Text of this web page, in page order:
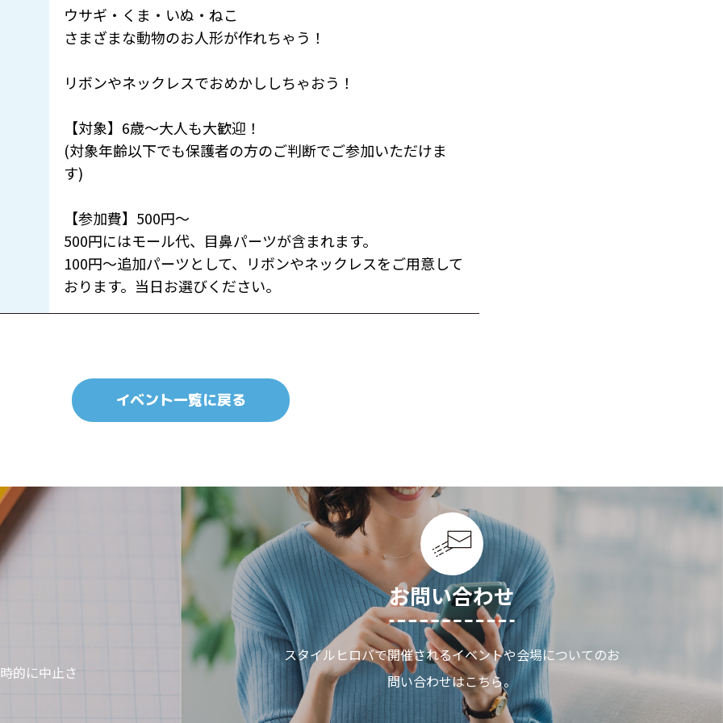
ウサギ・くま・いぬ・ねこ
さまざまな動物のお人形が作れちゃう！
リボンやネックレスでおめかししちゃおう！
【対象】6歳〜大人も大歓迎！
(対象年齢以下でも保護者の方のご判断でご参加いただけま
す)
【参加費】500円〜
500円にはモール代、目鼻パーツが含まれます。
100円〜追加パーツとして、リボンやネックレスをご用意して
おります。当日お選びください。
イベント一覧に戻る
的に中止さ
お問い合わせ
スタイルヒロバで開催されるイベントや会場についてのお
問い合わせはこちら。